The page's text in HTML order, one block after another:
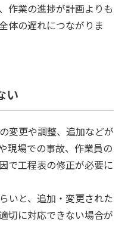
作業の進捗が計画よりも
体の遅れにつながりま
い
変更や調整、追加などが
現場での事故、作業員の
で工程表の修正が必要に
いと、追加・変更された
切に対応できない場合が